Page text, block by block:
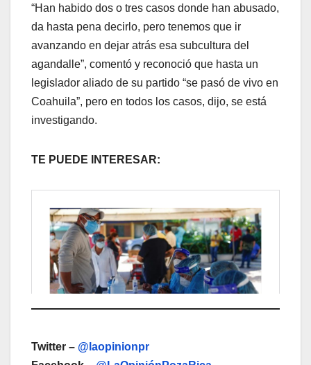
“Han habido dos o tres casos donde han abusado,
da hasta pena decirlo, pero tenemos que ir
avanzando en dejar atrás esa subcultura del
agandalle”, comentó y reconoció que hasta un
legislador aliado de su partido “se pasó de vivo en
Coahuila”, pero en todos los casos, dijo, se está
investigando.
TE PUEDE INTERESAR:
Twitter – @laopinionpr